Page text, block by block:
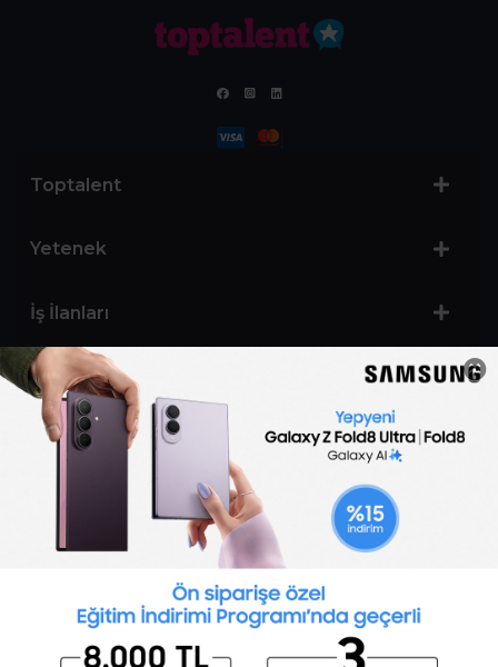
Toptalent
Yetenek
İş İlanları
Sertifika Programları
Yetenek Testleri